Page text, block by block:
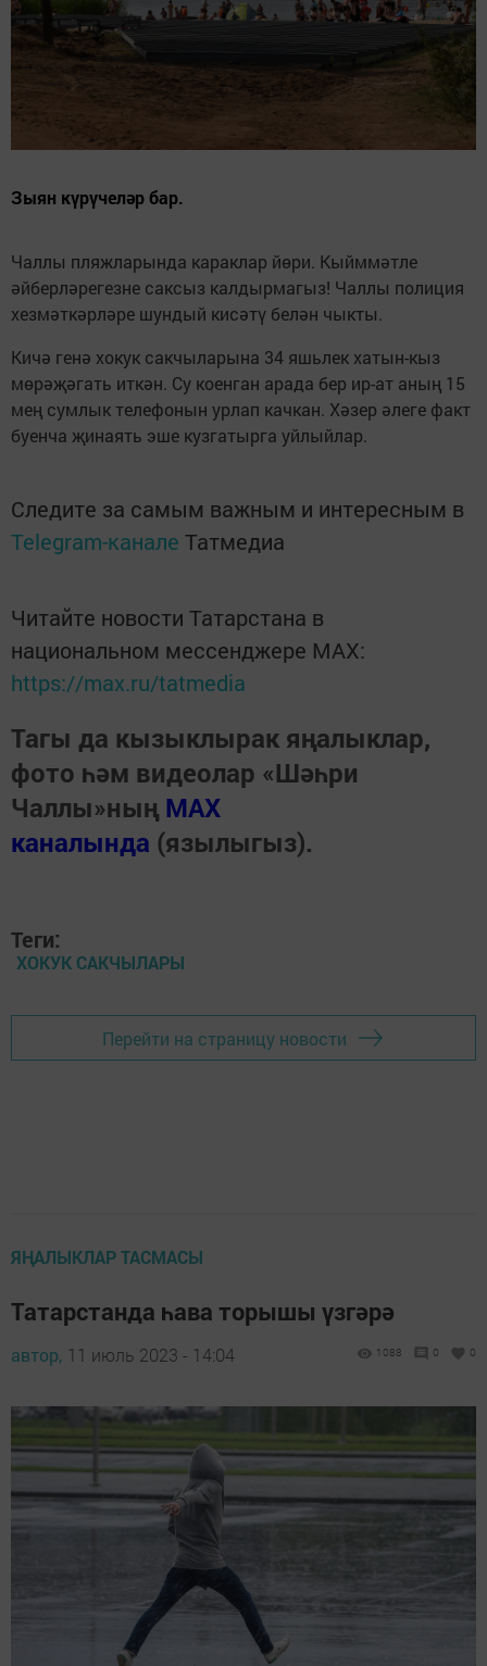
Зыян күрүчеләр бар.
Чаллы пляжларында караклар йөри. Кыйммәтле
әйберләрегезне саксыз калдырмагыз! Чаллы полиция
хезмәткәрләре шундый кисәтү белән чыкты.
Кичә генә хокук сакчыларына 34 яшьлек хатын-кыз
мөрәҗәгать иткән. Су коенган арада бер ир-ат аның 15
мең сумлык телефонын урлап качкан. Хәзер әлеге факт
буенча җинаять эше кузгатырга уйлыйлар.
Следите за самым важным и интересным в
Telegram-канале Татмедиа
Читайте новости Татарстана в
национальном мессенджере MАХ:
https://max.ru/tatmedia
Тагы да кызыклырак яңалыклар,
фото һәм видеолар «Шәһри
Чаллы»ның MAX
каналында (язылыгыз).
Теги:
ХОКУК САКЧЫЛАРЫ
Перейти на страницу новости
ЯҢАЛЫКЛАР ТАСМАСЫ
Татарстанда һава торышы үзгәрә
автор, 11 июль 2023 - 14:04 1088 0 0